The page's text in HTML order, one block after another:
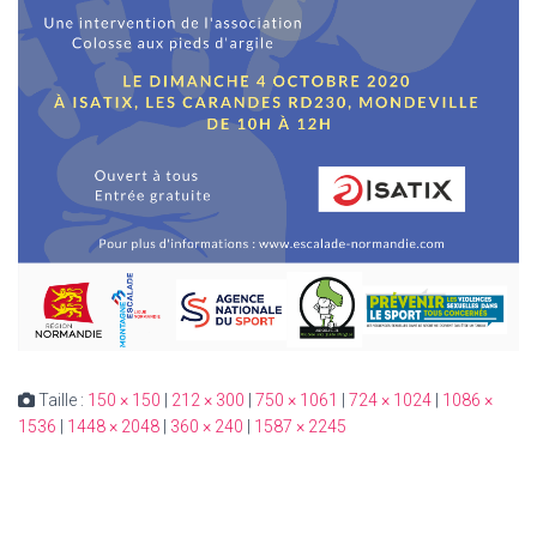
Taille : 150 × 150 212 × 300 750 × 1061 724 × 1024
1086 ×
1536
1448 × 2048 360 × 240 1587 × 2245